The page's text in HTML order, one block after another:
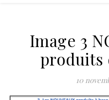
Image 3
produits
10